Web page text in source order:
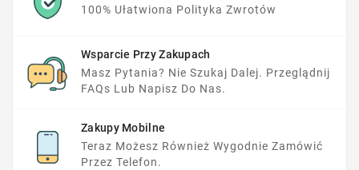
100% Ułatwiona Polityka Zwrotów
Wsparcie Przy Zakupach
Masz Pytania? Nie Szukaj Dalej. Przeglądnij
FAQs Lub Napisz Do Nas.
Zakupy Mobilne
Teraz Możesz Również Wygodnie Zamówić
Przez Telefon.